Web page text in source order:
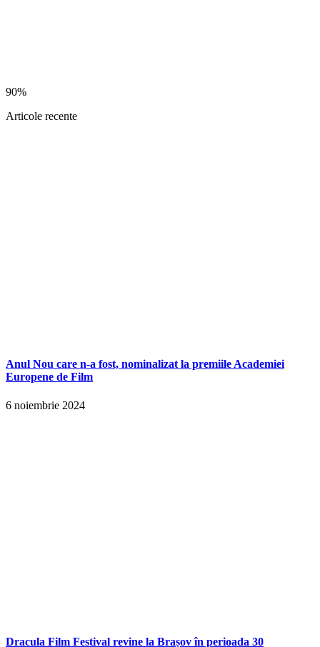
90%
Articole recente
Anul Nou care n-a fost, nominalizat la premiile Academiei
Europene de Film
6 noiembrie 2024
Dracula Film Festival revine la Brașov în perioada 30